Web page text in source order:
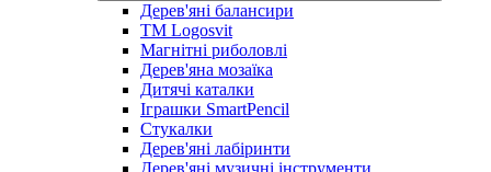
Дерев'яні балансири
TM Logosvit
Магнітні риболовлі
Дерев'яна мозаїка
Дитячі каталки
Іграшки SmartPencil
Стукалки
Дерев'яні лабіринти
Дерев'яні музичні інструменти